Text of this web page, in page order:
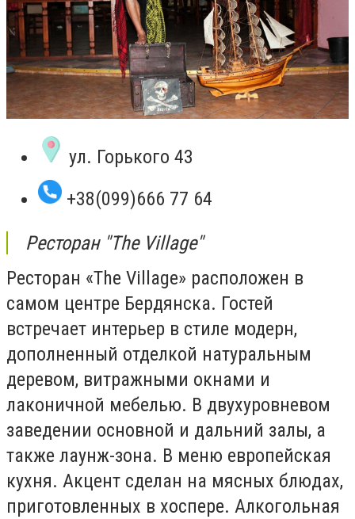
ул. Горького 43
+38(099)666 77 64
Ресторан "The Village"
Ресторан «The Village» расположен в
самом центре Бердянска. Гостей
встречает интерьер в стиле модерн,
дополненный отделкой натуральным
деревом, витражными окнами и
лаконичной мебелью. В двухуровневом
заведении основной и дальний залы, а
также лаунж-зона. В меню европейская
кухня. Акцент сделан на мясных блюдах,
приготовленных в хоспере. Алкогольная